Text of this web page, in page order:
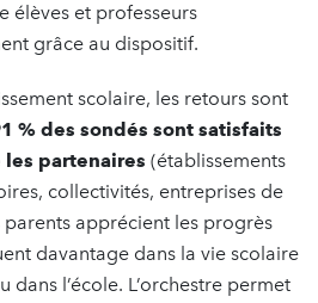
élèves et professeurs
grâce au dispositif.
scolaire, les retours sont
% des sondés sont satisfaits
partenaires (établissements
collectivités, entreprises de
parents apprécient les progrès
davantage dans la vie scolaire
dans l’école. L’orchestre permet